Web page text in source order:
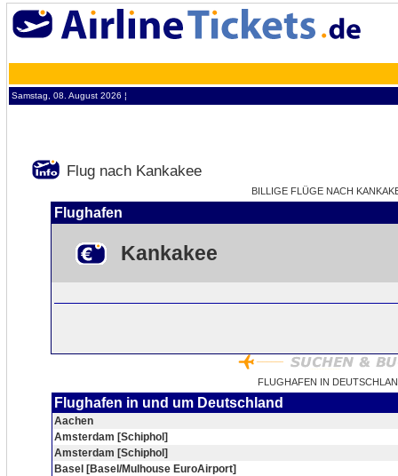
Samstag, 08. August 2026 ¦
Flug nach Kankakee
BILLIGE FLÜGE NACH
Flughafen
Kankakee
FLUGHAFEN IN
Flughafen in und um Deutschland
Aachen
Amsterdam [Schiphol]
Amsterdam [Schiphol]
Basel [Basel/Mulhouse EuroAirport]